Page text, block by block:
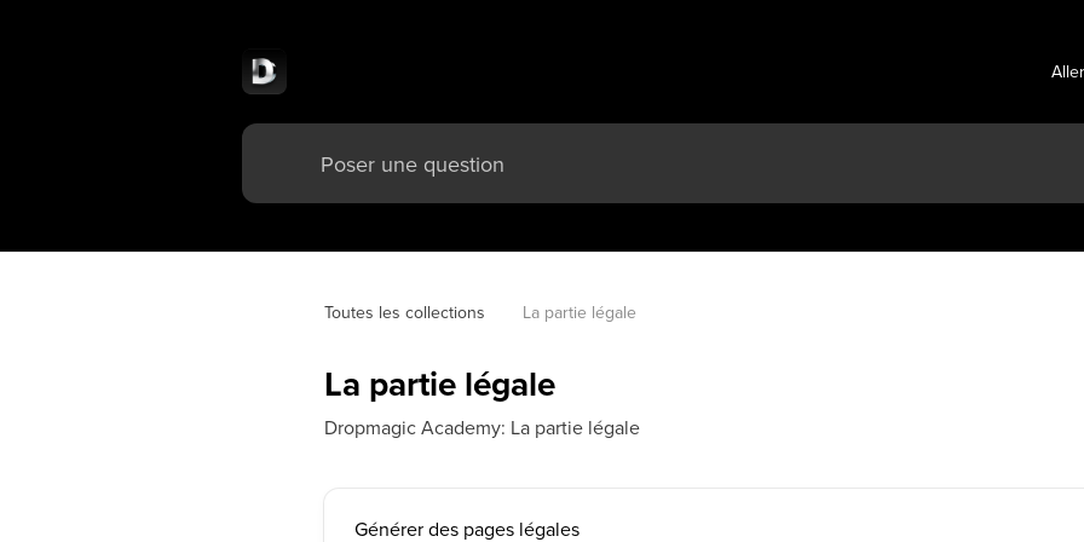
Toutes les collections La partie légale
La partie légale
Dropmagic Academy: La partie légale
Générer des pages légales